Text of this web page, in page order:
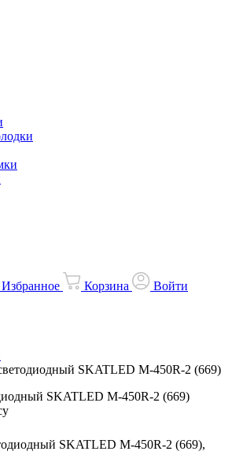
Избранное Корзина
Войти
SKATLED M-450R-2 (669)
SKATLED M-450R-2 (669)